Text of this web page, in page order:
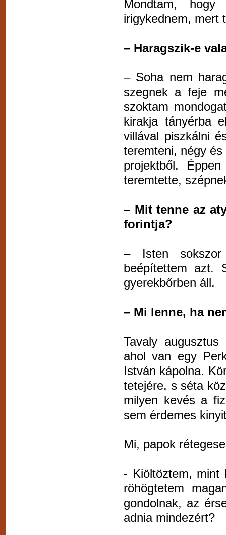
Mondtam,
irigykednem, mert
– Haragszik-e
– Soha nem
szegnek a feje
szoktam
kirakja tányérba
villával piszkálni
teremteni, négy
projektből.
teremtette,
– Mit tenne az
forintja?
– Isten
beépítettem azt.
gyerekbőrben áll.
– Mi lenne, ha
Tavaly
ahol van egy
István kápolna.
tetejére, s séta
milyen kevés a
sem érdemes
Mi, papok
- Kiöltöztem, mint
röhögtetem
gondolnak, az
adnia mindezért?